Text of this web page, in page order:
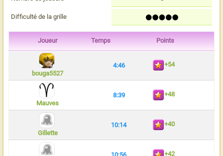
Difficulté de la grille
Joueur Temps Points
bouga5527
4:46 +54
Mauves
8:39 +48
Gillette
10:14 +40
+42